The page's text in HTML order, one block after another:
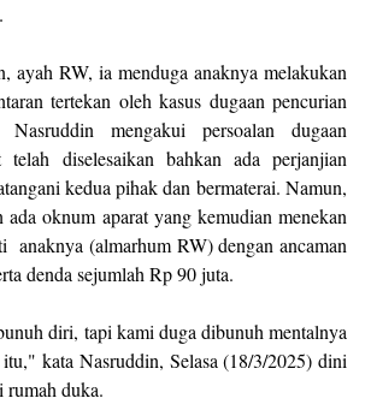
ayah RW, ia menduga anaknya melakukan
tertekan oleh kasus dugaan pencurian
mengakui persoalan dugaan
telah diselesaikan bahkan ada perjanjian
kedua pihak dan bermaterai. Namun,
oknum aparat yang kemudian menekan
anaknya (almarhum RW) dengan ancaman
denda sejumlah Rp 90 juta.
diri, tapi kami duga dibunuh mentalnya
kata Nasruddin, Selasa (18/3/2025) dini
rumah duka.